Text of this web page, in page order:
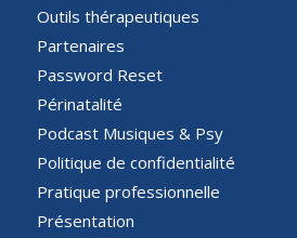
Outils thérapeutiques
Partenaires
Password Reset
Périnatalité
Podcast Musiques & Psy
Politique de confidentialité
Pratique professionnelle
Présentation